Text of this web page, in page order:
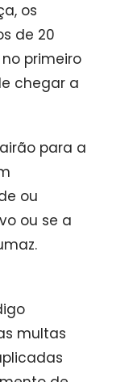
os
de 20
primeiro
chegar a
para a
ou
ou se a
multas